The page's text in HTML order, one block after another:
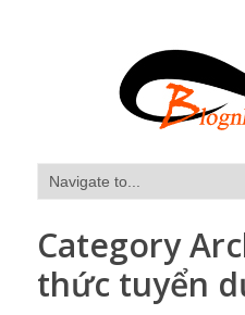
Category
thức tuyển